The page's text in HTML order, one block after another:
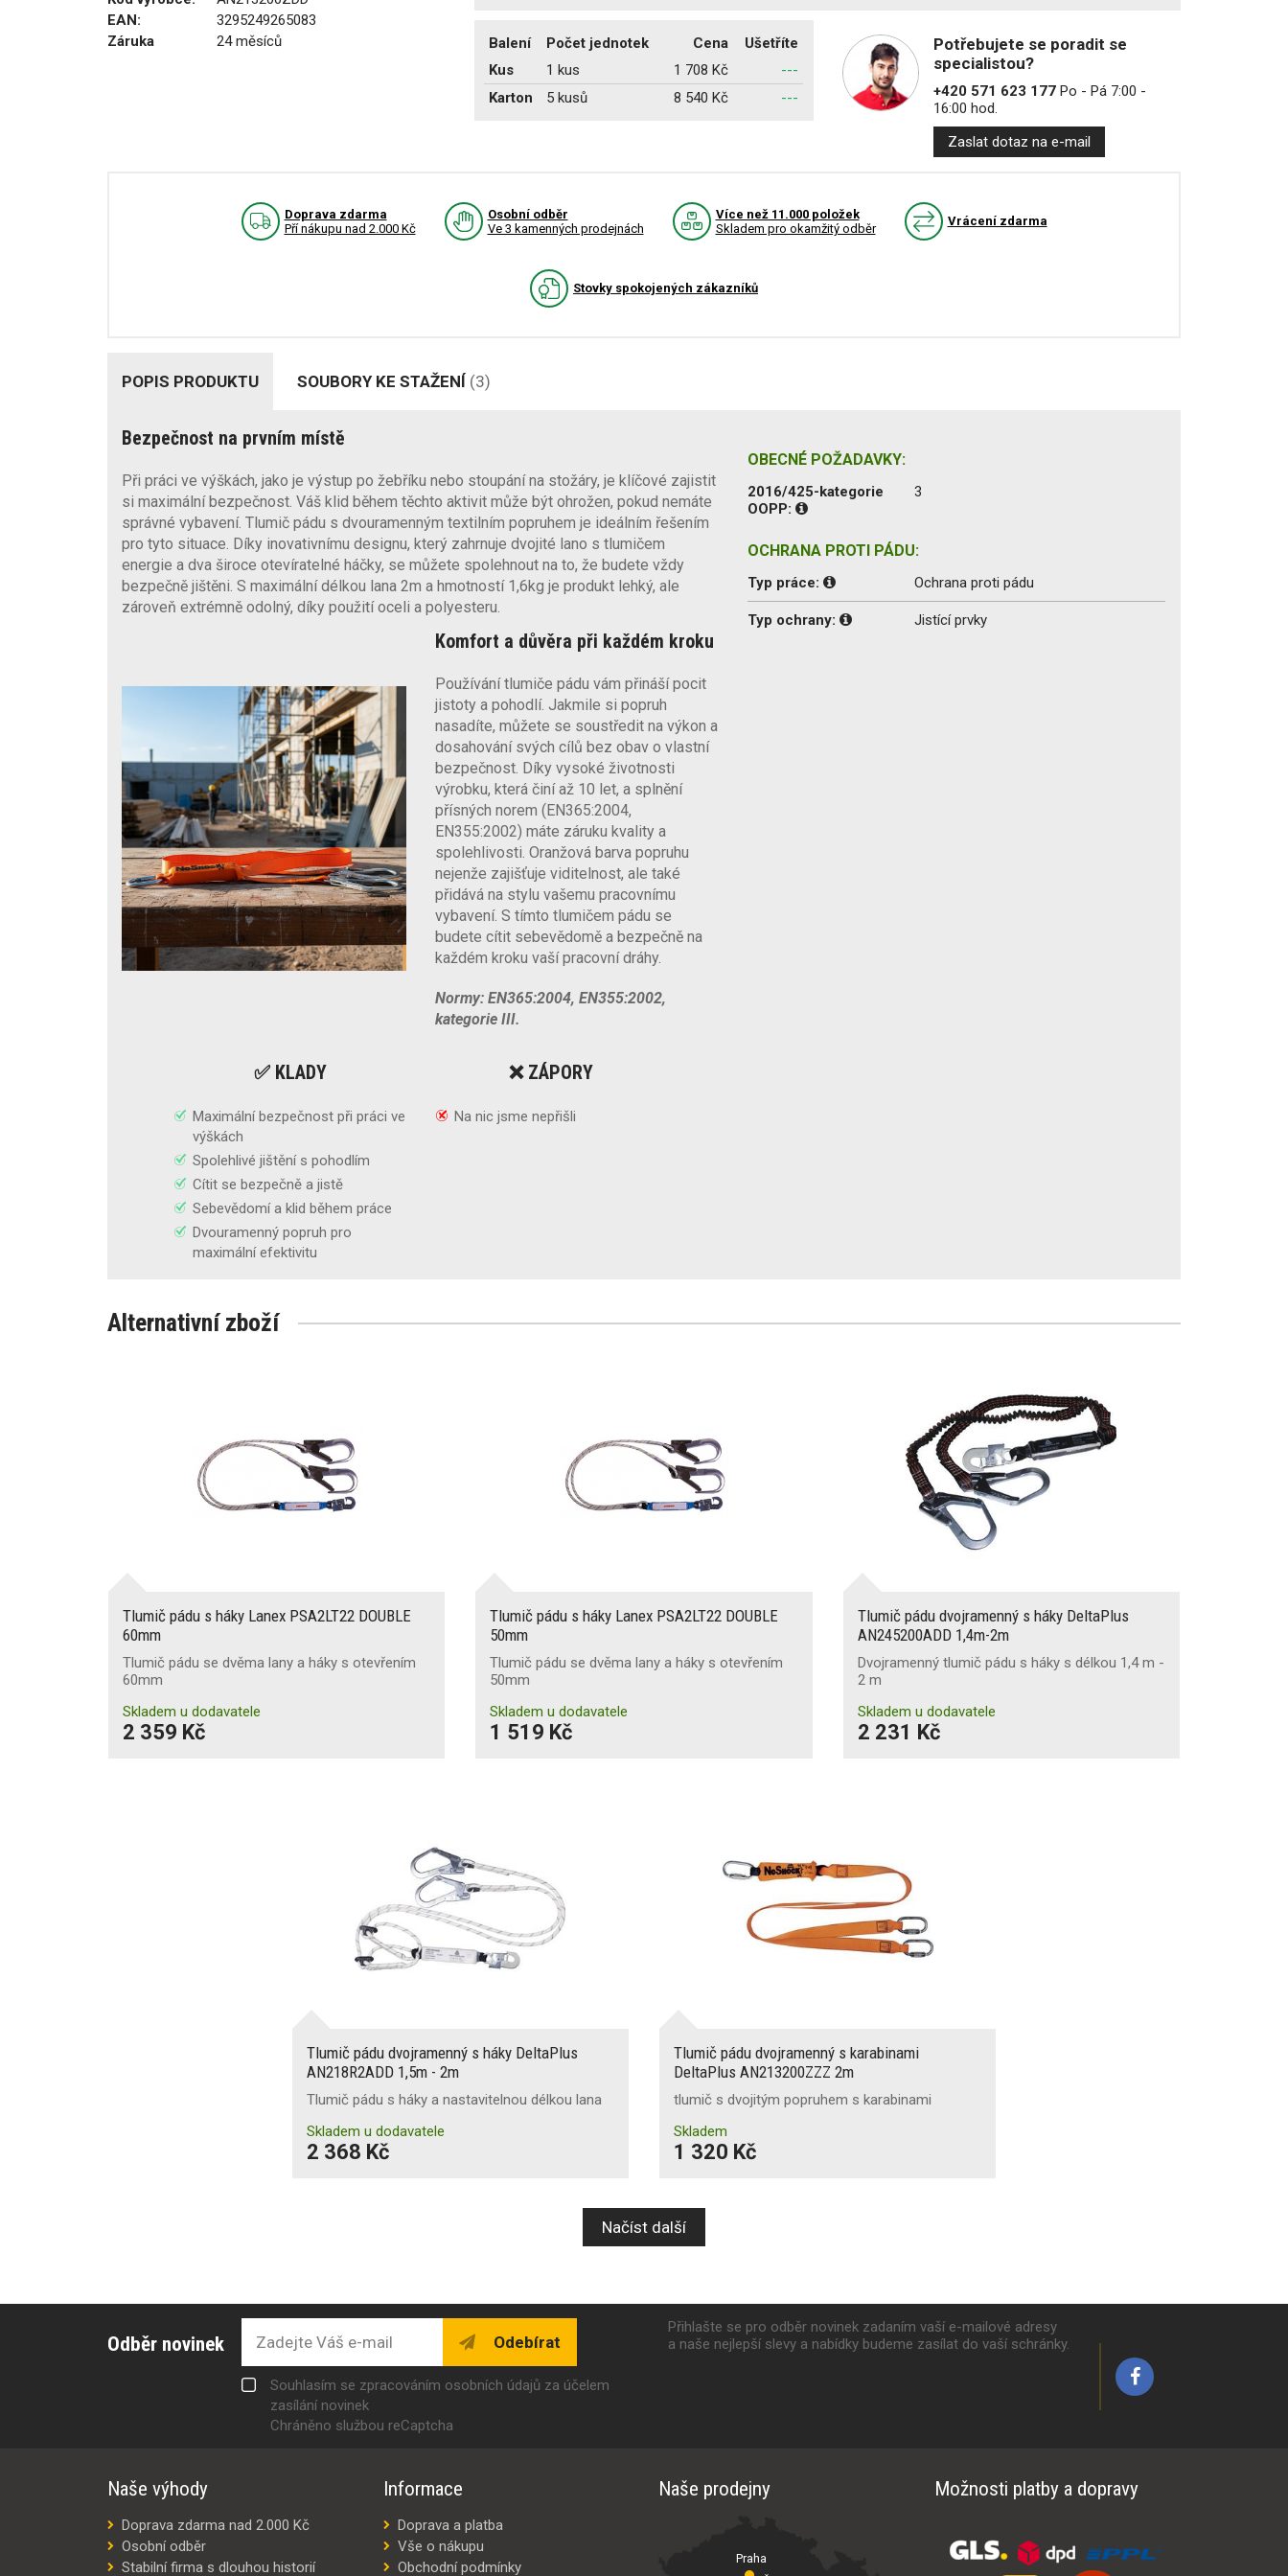
EAN:
3295249265083
Záruka
24 měsíců Balení Počet jednotek Cena
Ušetříte
Kus
1 kus 1 708 Kč
---
Karton
5 kusů 8 540 Kč ---
Potřebujete se poradit se
specialistou?
+420 571 623 177Po - Pá 7:00 -
16:00 hod.
Zaslat dotaz na e-mail
Doprava zdarma
Pří nákupu nad 2.000 Kč
Osobní odběr
Ve 3 kamenných prodejnách
Více než 11.000 položek
Skladem pro okamžitý odběr
Vrácení zdarma
Stovky spokojených zákazníků
POPIS PRODUKTU SOUBORY KE STAŽENÍ (3)
Bezpečnost na prvním místě
Při práci ve výškách, jako je výstup po žebříku nebo stoupání na stožáry, je klíčové zajistit
si maximální bezpečnost. Váš klid během těchto aktivit může být ohrožen, pokud nemáte
správné vybavení. Tlumič pádu s dvouramenným textilním popruhem je ideálním řešením
pro tyto situace. Díky inovativnímu designu, který zahrnuje dvojité lano s tlumičem
energie a dva široce otevíratelné háčky, se můžete spolehnout na to, že budete vždy
bezpečně jištěni. S maximální délkou lana 2m a hmotností 1,6kg je produkt lehký, ale
zároveň extrémně odolný, díky použití oceli a polyesteru.
Komfort a důvěra při každém kroku
Používání tlumiče pádu vám přináší pocit
jistoty a pohodlí. Jakmile si popruh
nasadíte, můžete se soustředit na výkon a
dosahování svých cílů bez obav o vlastní
bezpečnost. Díky vysoké životnosti
výrobku, která činí až 10 let, a splnění
přísných norem (EN365:2004,
EN355:2002) máte záruku kvality a
spolehlivosti. Oranžová barva popruhu
nejenže zajišťuje viditelnost, ale také
přidává na stylu vašemu pracovnímu
vybavení. S tímto tlumičem pádu se
budete cítit sebevědomě a bezpečně na
každém kroku vaší pracovní dráhy.
Normy: EN365:2004, EN355:2002,
kategorie III.
✅ KLADY
Maximální bezpečnost při práci ve
výškách
Spolehlivé jištění s pohodlím
Cítit se bezpečně a jistě
Sebevědomí a klid během práce
Dvouramenný popruh pro
maximální efektivitu
❌ ZÁPORY
Na nic jsme nepřišli
OBECNÉ POŽADAVKY:
2016/425-kategorie
OOPP:
3
OCHRANA PROTI PÁDU:
Typ práce: Ochrana proti pádu
Typ ochrany: Jistící prvky
Alternativní zboží
Tlumič pádu s háky Lanex PSA2LT22 DOUBLE
60mm
Tlumič pádu se dvěma lany a háky s otevřením
60mm
Skladem u dodavatele
2 359 Kč
Tlumič pádu s háky Lanex PSA2LT22 DOUBLE
50mm
Tlumič pádu se dvěma lany a háky s otevřením
50mm
Skladem u dodavatele
1 519 Kč
Tlumič pádu dvojramenný s háky DeltaPlus
AN245200ADD 1,4m-2m
Dvojramenný tlumič pádu s háky s délkou 1,4 m -
2 m
Skladem u dodavatele
2 231 Kč
Tlumič pádu dvojramenný s háky DeltaPlus
AN218R2ADD 1,5m - 2m
Tlumič pádu s háky a nastavitelnou délkou lana
Skladem u dodavatele
2 368 Kč
Tlumič pádu dvojramenný s karabinami
DeltaPlus AN213200ZZZ 2m
tlumič s dvojitým popruhem s karabinami
Skladem
1 320 Kč
Načíst další
Odběr novinek Odebírat
Souhlasím se zpracováním osobních údajů za účelem
zasílání novinek
Chráněno službou reCaptcha
Přihlašte se pro odběr novinek zadaním vaší e-mailové adresy
a naše nejlepší slevy a nabídky budeme zasílat do vaší schránky.
Naše výhody
Doprava zdarma nad 2.000 Kč
Osobní odběr
Stabilní firma s dlouhou historií
Informace
Doprava a platba
Vše o nákupu
Obchodní podmínky
Naše prodejny
Praha
Možnosti platby a dopravy